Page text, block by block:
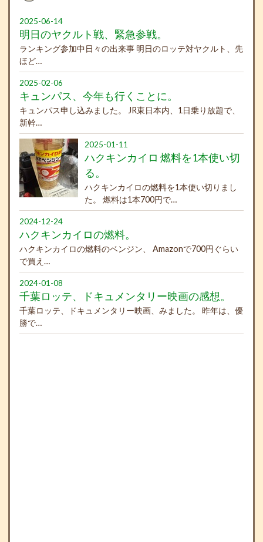
2025-06-14
明日のヤクルト戦、緊急参戦。
ランキング参加中日々の出来事 明日のロッテ対ヤクルト、先
ほど…
2025-02-06
キュンパス、今年も行くことに。
キュンパス申し込みました。 JR東日本内、1日乗り放題で、
新幹…
2025-01-11
ハクキンカイロ 燃料を1本使い切
る。
ハクキンカイロの燃料を1本使い切りまし
た。 燃料は1本700円で…
2024-12-24
ハクキンカイロの燃料。
ハクキンカイロの燃料のベンジン、 Amazonで700円ぐらい
で買え…
2024-01-08
千葉ロッテ、ドキュメンタリー映画の感想。
千葉ロッテ、ドキュメンタリー映画、みました。 昨年は、優
勝で…